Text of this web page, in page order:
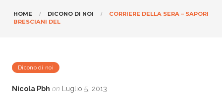
HOME DICONO DI NOI
CORRIERE DELLA SERA – SAPORI
BRESCIANI DEL
Dicono di noi
Nicola Pbh on Luglio 5, 2013